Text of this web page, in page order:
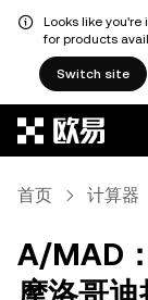
Looks like
for products
Switch site
首页 计算器
A/MAD